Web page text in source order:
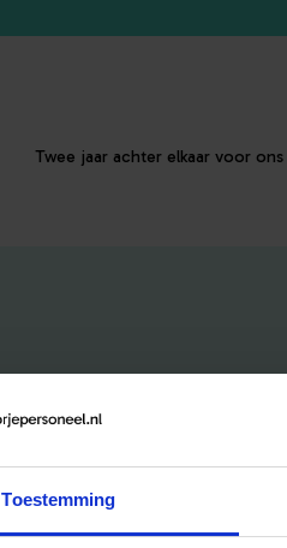
Toestemming
Twee jaar achter elkaar voor
Handig